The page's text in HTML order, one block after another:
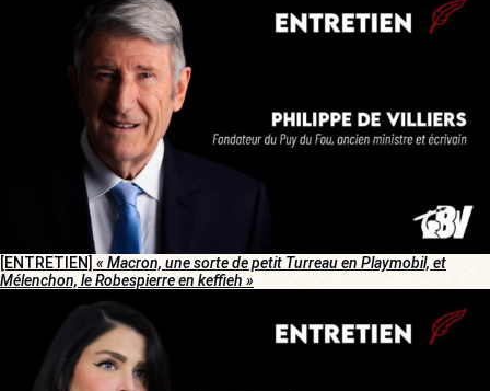
[ENTRETIEN] « Macron, une sorte de petit Turreau en Playmobil, et
Mélenchon, le Robespierre en keffieh »